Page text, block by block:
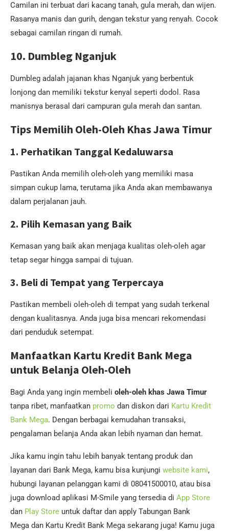
Camilan ini terbuat dari kacang tanah, gula merah, dan wijen.
Rasanya manis dan gurih, dengan tekstur yang renyah. Cocok
sebagai camilan ringan di rumah.
10. Dumbleg Nganjuk
Dumbleg adalah jajanan khas Nganjuk yang berbentuk
lonjong dan memiliki tekstur kenyal seperti dodol. Rasa
manisnya berasal dari campuran gula merah dan santan.
Tips Memilih Oleh-Oleh Khas Jawa Timur
1. Perhatikan Tanggal Kedaluwarsa
Pastikan Anda memilih oleh-oleh yang memiliki masa
simpan cukup lama, terutama jika Anda akan membawanya
dalam perjalanan jauh.
2. Pilih Kemasan yang Baik
Kemasan yang baik akan menjaga kualitas oleh-oleh agar
tetap segar hingga sampai di tujuan.
3. Beli di Tempat yang Terpercaya
Pastikan membeli oleh-oleh di tempat yang sudah terkenal
dengan kualitasnya. Anda juga bisa mencari rekomendasi
dari penduduk setempat.
Manfaatkan Kartu Kredit Bank Mega
untuk Belanja Oleh-Oleh
Bagi Anda yang ingin membeli oleh-oleh khas Jawa Timur
tanpa ribet, manfaatkan promo dan diskon dari Kartu Kredit
Bank Mega. Dengan berbagai kemudahan transaksi,
pengalaman belanja Anda akan lebih nyaman dan hemat.
Jika kamu ingin tahu lebih banyak tentang produk dan
layanan dari Bank Mega, kamu bisa kunjungi website kami,
hubungi layanan pelanggan kami di 08041500010, atau bisa
juga download aplikasi M-Smile yang tersedia di App Store
dan Play Store untuk daftar dan apply Tabungan Bank
Mega dan Kartu Kredit Bank Mega sekarang juga! Kamu juga